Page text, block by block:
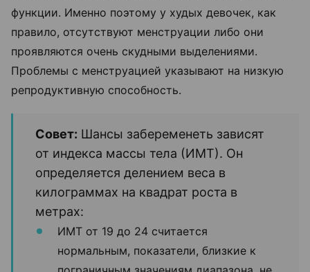
функции. Именно поэтому у худых девочек, как
правило, отсутствуют менструации либо они
проявляются очень скудными выделениями.
Проблемы с менструацией указывают на низкую
репродуктивную способность.
Совет: Шансы забеременеть зависят
от индекса массы тела (ИМТ). Он
определяется делением веса в
килограммах на квадрат роста в
метрах:
ИМТ от 19 до 24 считается
нормальным, показатели, близкие к